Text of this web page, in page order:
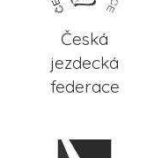
Česká
jezdecká
federace